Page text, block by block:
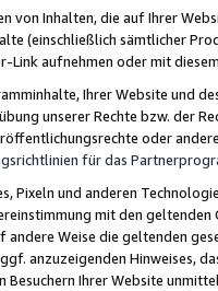
von Inhalten, die auf Ihrer
(einschließlich sämtlicher
Link aufnehmen oder mit
Ihrer Website und
unserer Rechte bzw. der
oder
für das
Pixeln und anderen
mit den
andere Weise die geltenden
anzuzeigenden Hinweises,
Ihrer Website